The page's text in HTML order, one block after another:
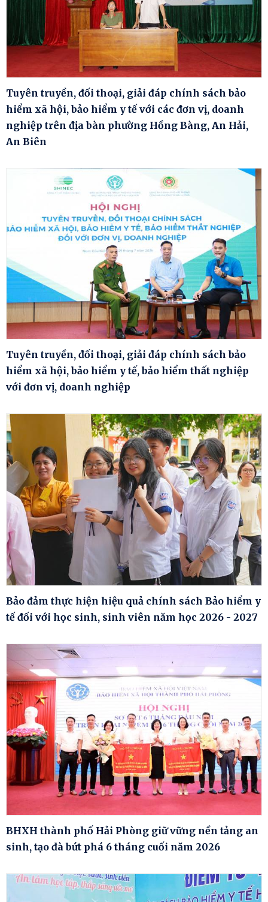
Tuyên truyền, đối thoại, giải đáp chính sách bảo
hiểm xã hội, bảo hiểm y tế với các đơn vị, doanh
nghiệp trên địa bàn phường Hồng Bàng, An Hải,
An Biên
Tuyên truyền, đối thoại, giải đáp chính sách bảo
hiểm xã hội, bảo hiểm y tế, bảo hiểm thất nghiệp
với đơn vị, doanh nghiệp
Bảo đảm thực hiện hiệu quả chính sách Bảo hiểm y
tế đối với học sinh, sinh viên năm học 2026 - 2027
BHXH thành phố Hải Phòng giữ vững nền tảng an
sinh, tạo đà bứt phá 6 tháng cuối năm 2026